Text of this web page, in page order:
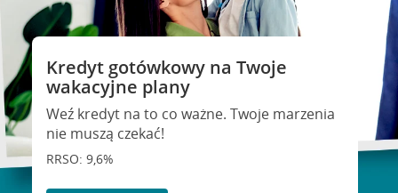
Kredyt gotówkowy na Twoje
wakacyjne plany
Weź kredyt na to co ważne. Twoje marzenia
nie muszą czekać!
RRSO: 9,6%